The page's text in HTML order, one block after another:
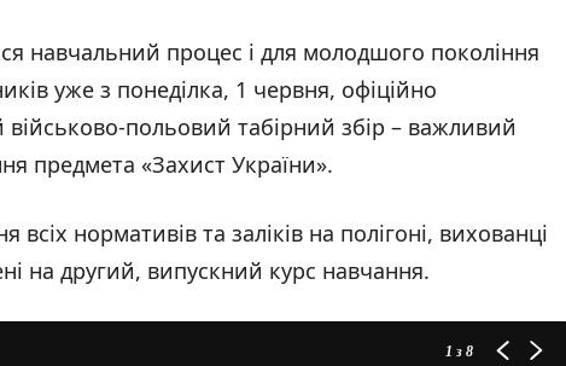
навчальний процес і для молодшого покоління
уже з понеділка, 1 червня, офіційно
військово-польовий табірний збір – важливий
предмета «Захист України».
всіх нормативів та заліків на полігоні, вихованці
на другий, випускний курс навчання.
1 з 8